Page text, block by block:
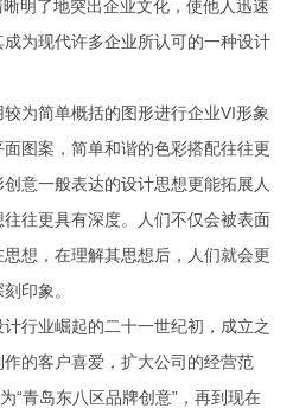
明了地突出企业文化，使他人迅速
为现代许多企业所认可的一种设计
为简单概括的图形进行企业VI形象
图案，简单和谐的色彩搭配往往更
意一般表达的设计思想更能拓展人
往更具有深度。人们不仅会被表面
想，在理解其思想后，人们就会更
印象。
行业崛起的二十一世纪初，成立之
的客户喜爱，扩大公司的经营范
“青岛东八区品牌创意”，再到现在